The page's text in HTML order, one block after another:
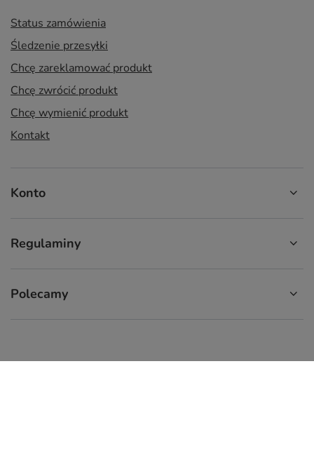
Status zamówienia
Śledzenie przesyłki
Chcę zareklamować produkt
Chcę zwrócić produkt
Chcę wymienić produkt
Kontakt
Konto
Regulaminy
Polecamy